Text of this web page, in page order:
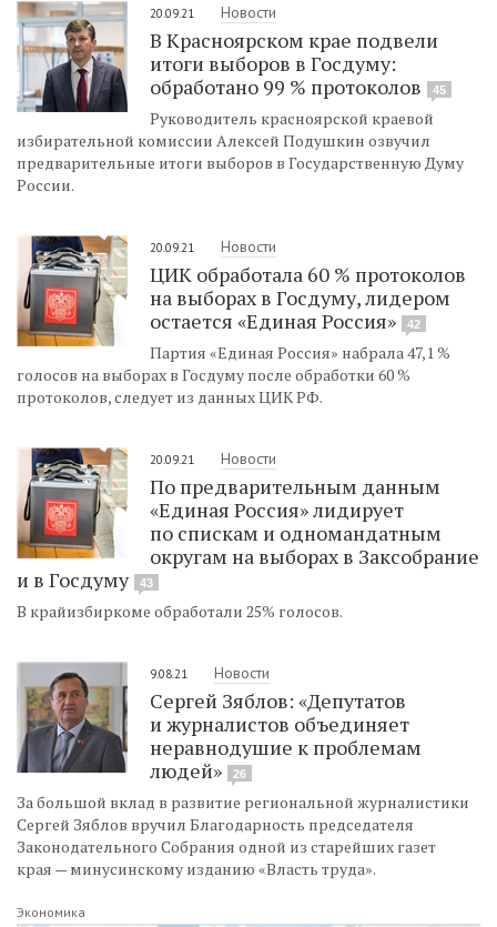
20.09.21 Новости
В Красноярском крае подвели
итоги выборов в Госдуму:
обработано 99 % протоколов
45
Руководитель красноярской краевой
избирательной комиссии Алексей Подушкин озвучил
предварительные итоги выборов в Государственную Думу
России.
20.09.21 Новости
ЦИК обработала 60 % протоколов
на выборах в Госдуму, лидером
остается «Единая Россия»
42
Партия «Единая Россия» набрала 47,1 %
голосов на выборах в Госдуму после обработки 60 %
протоколов, следует из данных ЦИК РФ.
20.09.21 Новости
По предварительным данным
«Единая Россия» лидирует
по спискам и одномандатным
округам на выборах в Заксобрание
и в Госдуму
43
В крайизбиркоме обработали 25% голосов.
9.08.21 Новости
Сергей Зяблов: «Депутатов
и журналистов объединяет
неравнодушие к проблемам
людей»
26
За большой вклад в развитие региональной журналистики
Сергей Зяблов вручил Благодарность председателя
Законодательного Собрания одной из старейших газет
края — минусинскому изданию «Власть труда».
Экономика